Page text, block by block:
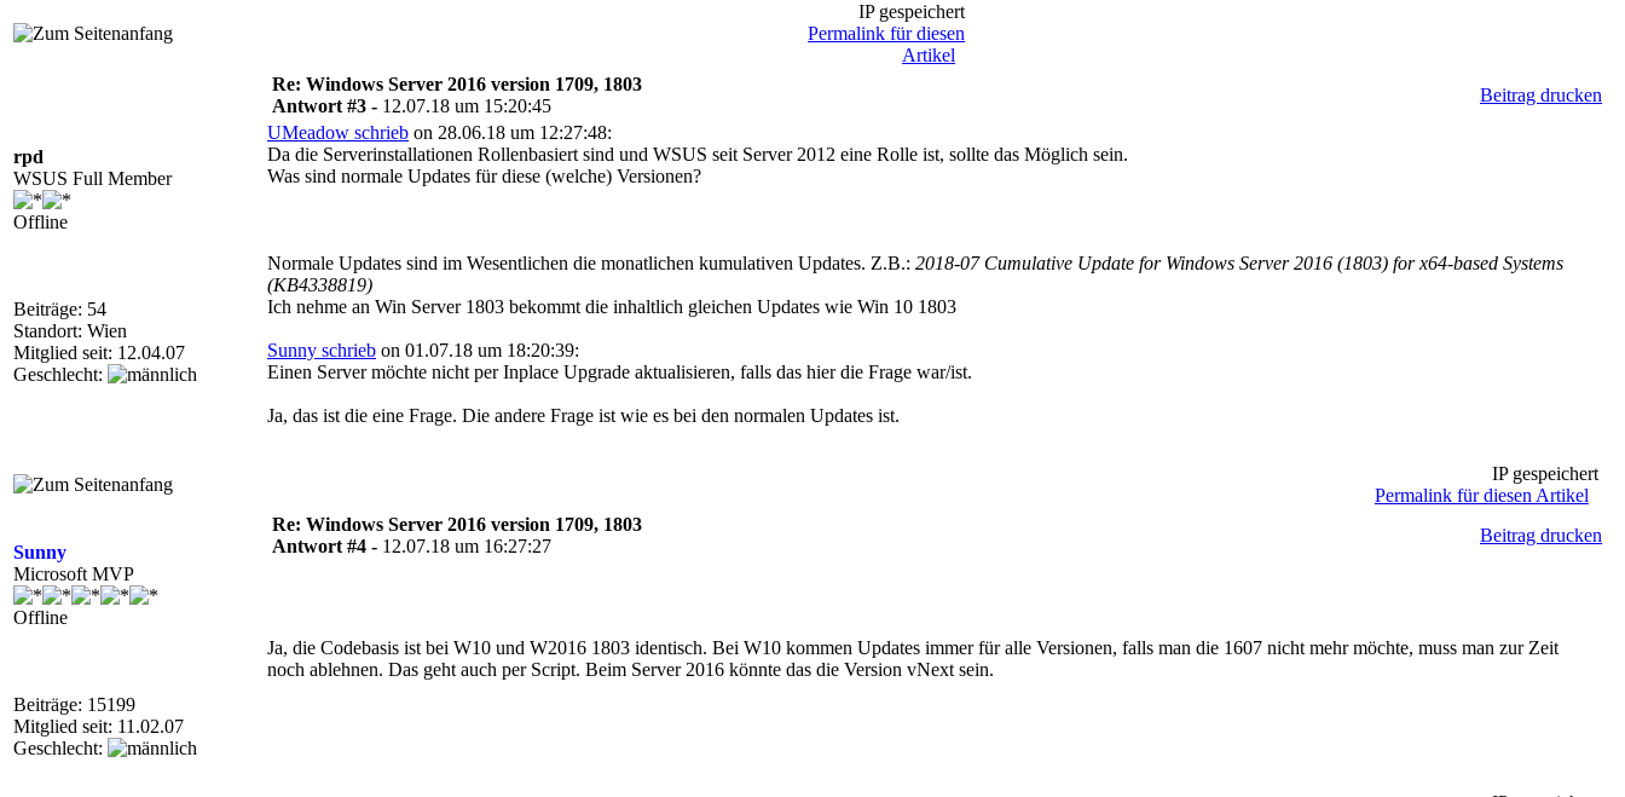
IP gespeichert
Permalink für diesen
Artikel
rpd
WSUS Full Member
Offline
Beiträge: 54
Standort: Wien
Mitglied seit: 12.04.07
Geschlecht:
Re: Windows Server 2016 version 1709, 1803
Antwort #3 - 12.07.18 um 15:20:45
Beitrag drucken
UMeadow schrieb on 28.06.18 um 12:27:48:
Da die Serverinstallationen Rollenbasiert sind und WSUS seit Server 2012 eine Rolle ist, sollte das Möglich sein.
Was sind normale Updates für diese (welche) Versionen?
Normale Updates sind im Wesentlichen die monatlichen kumulativen Updates. Z.B.: 2018-07 Cumulative Update for Windows Server 2016 (1803) for x64-based Systems
(KB4338819)
Ich nehme an Win Server 1803 bekommt die inhaltlich gleichen Updates wie Win 10 1803
Sunny schrieb on 01.07.18 um 18:20:39:
Einen Server möchte nicht per Inplace Upgrade aktualisieren, falls das hier die Frage war/ist.
Ja, das ist die eine Frage. Die andere Frage ist wie es bei den normalen Updates ist.
IP gespeichert
Permalink für diesen Artikel
Sunny
Microsoft MVP
Offline
Beiträge: 15199
Mitglied seit: 11.02.07
Geschlecht:
Re: Windows Server 2016 version 1709, 1803
Antwort #4 - 12.07.18 um 16:27:27
Beitrag drucken
Ja, die Codebasis ist bei W10 und W2016 1803 identisch. Bei W10 kommen Updates immer für alle Versionen, falls man die 1607 nicht mehr möchte, muss man zur Zeit
noch ablehnen. Das geht auch per Script. Beim Server 2016 könnte das die Version vNext sein.